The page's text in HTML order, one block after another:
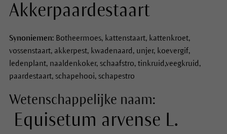
Akkerpaardestaart
Synoniemen:Botheermoes, kattenstaart, kattenkroet,
vossenstaart, akkerpest, kwadenaard, unjer, koevergif,
ledenplant, naaldenkoker, schaafstro, tinkruid,veegkruid,
paardestaart, schapehooi, schapestro
Wetenschappelijke naam:
Equisetum arvense L.